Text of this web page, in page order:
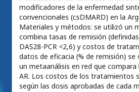
modificadores de la enfermedad
convencionales (csDMARD) en la
Materiales y métodos: se utilizó un
combina tasas de remisión
DAS28-PCR <2,6) y costos de
datos de eficacia (% de remisión) se
un metaanálisis en red que compara
AR. Los costos de los tratamientos
según las dosis aprobadas de cada